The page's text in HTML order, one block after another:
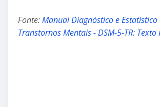
Fonte:Manual Diagnóstico e Estatístico
Transtornos Mentais - DSM-5-TR: Texto